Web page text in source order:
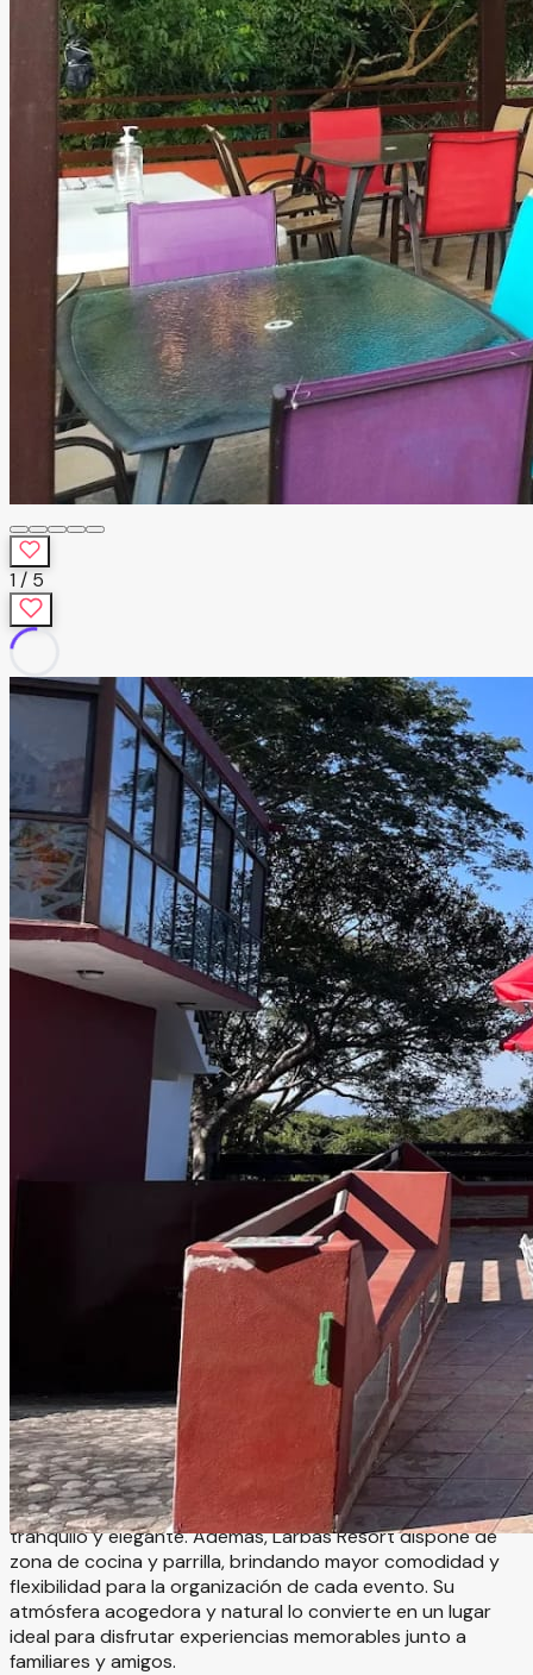
1 / 5
Larbas Resort Colima
Jardín
Larbas Resort Colima es un encantador espacio rodeado
de naturaleza, ideal para celebrar eventos íntimos y
momentos especiales en un ambiente relajado y lleno de
belleza natural. El recinto cuenta con dos terrazas con
impresionantes vistas hacia árboles y montañas, creando
el escenario perfecto para bodas, aniversarios, reuniones
familiares y celebraciones privadas en un entorno
tranquilo y elegante. Además, Larbas Resort dispone de
zona de cocina y parrilla, brindando mayor comodidad y
flexibilidad para la organización de cada evento. Su
atmósfera acogedora y natural lo convierte en un lugar
ideal para disfrutar experiencias memorables junto a
familiares y amigos.